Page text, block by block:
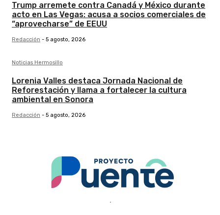
Trump arremete contra Canadá y México durante
acto en Las Vegas: acusa a socios comerciales de
“aprovecharse” de EEUU
Redacción - 5 agosto, 2026
Noticias Hermosillo
Lorenia Valles destaca Jornada Nacional de
Reforestación y llama a fortalecer la cultura
ambiental en Sonora
Redacción - 5 agosto, 2026
.